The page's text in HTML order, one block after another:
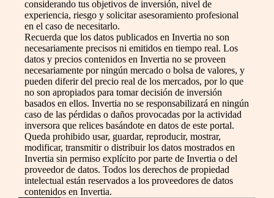
considerando tus objetivos de inversión, nivel de
experiencia, riesgo y solicitar asesoramiento profesional
en el caso de necesitarlo.
Recuerda que los datos publicados en Invertia no son
necesariamente precisos ni emitidos en tiempo real. Los
datos y precios contenidos en Invertia no se proveen
necesariamente por ningún mercado o bolsa de valores, y
pueden diferir del precio real de los mercados, por lo que
no son apropiados para tomar decisión de inversión
basados en ellos. Invertia no se responsabilizará en ningún
caso de las pérdidas o daños provocadas por la actividad
inversora que relices basándote en datos de este portal.
Queda prohibido usar, guardar, reproducir, mostrar,
modificar, transmitir o distribuir los datos mostrados en
Invertia sin permiso explícito por parte de Invertia o del
proveedor de datos. Todos los derechos de propiedad
intelectual están reservados a los proveedores de datos
contenidos en Invertia.